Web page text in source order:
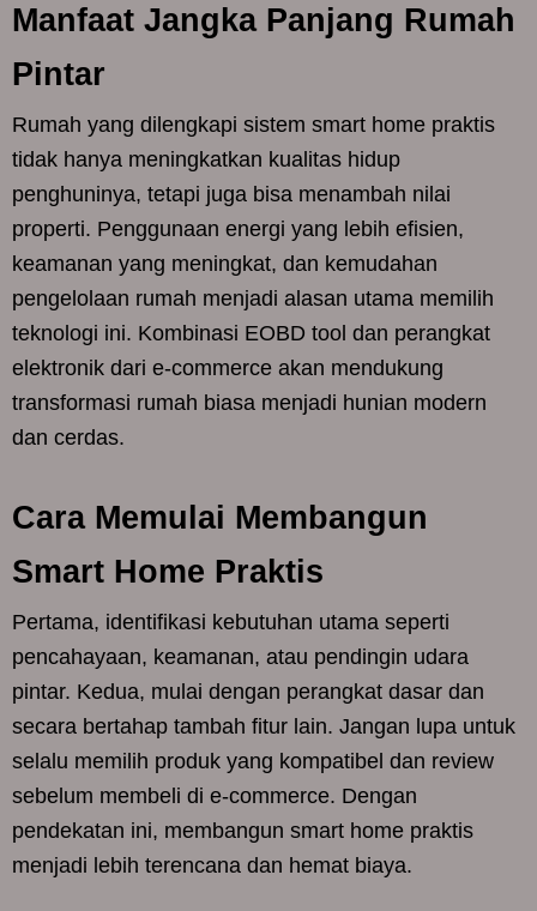
Manfaat Jangka Panjang Rumah
Pintar
Rumah yang dilengkapi sistem smart home praktis
tidak hanya meningkatkan kualitas hidup
penghuninya, tetapi juga bisa menambah nilai
properti. Penggunaan energi yang lebih efisien,
keamanan yang meningkat, dan kemudahan
pengelolaan rumah menjadi alasan utama memilih
teknologi ini. Kombinasi EOBD tool dan perangkat
elektronik dari e-commerce akan mendukung
transformasi rumah biasa menjadi hunian modern
dan cerdas.
Cara Memulai Membangun
Smart Home Praktis
Pertama, identifikasi kebutuhan utama seperti
pencahayaan, keamanan, atau pendingin udara
pintar. Kedua, mulai dengan perangkat dasar dan
secara bertahap tambah fitur lain. Jangan lupa untuk
selalu memilih produk yang kompatibel dan review
sebelum membeli di e-commerce. Dengan
pendekatan ini, membangun smart home praktis
menjadi lebih terencana dan hemat biaya.